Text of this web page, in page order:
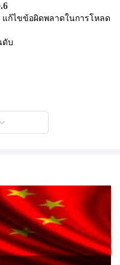
แก้ไขข้อผิดพลาดในการโหลด
ดับ